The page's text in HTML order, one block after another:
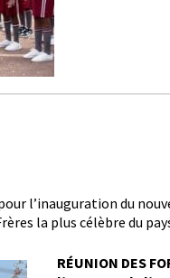
l’inauguration du
la plus célèbre du
RÉUNION DES